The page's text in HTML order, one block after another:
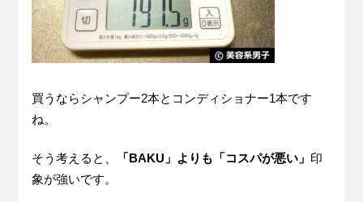
買うならシャンプー2本とコンディショナー1本です
ね。
そう考えると、 「BAKU」よりも「コスパが悪い」 印
象が強いです。